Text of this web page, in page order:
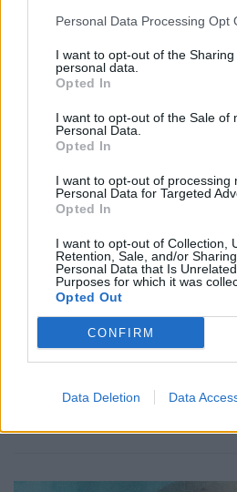
Personal Data Processing Opt
I want to opt-out of the
personal data.
Opted In
I want to opt-out of the Sale of
Personal Data.
Opted In
I want to opt-out of processing
Personal Data for Targeted
Opted In
I want to opt-out of Collection,
Retention, Sale, and/or
Personal Data that Is
Purposes for which it was
Opted Out
CONFIRM
Data Deletion Data
Ιστορίες
Η Gladys West και τα
κρατούν το GPS στη θέση
μετατρέποντας δορυφορικά